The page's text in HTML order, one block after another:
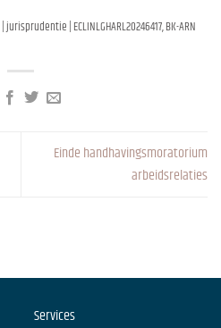
| ECLINLGHARL20246417, BK-ARN
Einde handhavingsmoratorium
arbeidsrelaties
Services